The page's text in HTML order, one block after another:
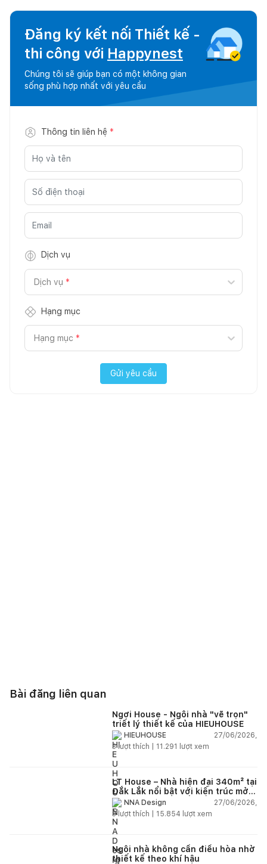
Đăng ký kết nối Thiết kế -
thi công với Happynest
Chúng tôi sẽ giúp bạn có một không gian
sống phù hợp nhất với yêu cầu
Thông tin liên hệ *
Dịch vụ
Dịch vụ *
Hạng mục
Hạng mục *
Gửi yêu cầu
Bài đăng liên quan
Ngơi House - Ngôi nhà "vẽ trọn"
triết lý thiết kế của HIEUHOUSE
HIEUHOUSE
27/06/2026,
3lượt thích | 11.291 lượt xem
LT House – Nhà hiện đại 340m² tại
Đắk Lắk nổi bật với kiến trúc mở
và hệ sân vườn kết nối thiên
nhiên
NNA Design
27/06/2026,
3lượt thích | 15.854 lượt xem
Ngôi nhà không cần điều hòa nhờ
thiết kế theo khí hậu